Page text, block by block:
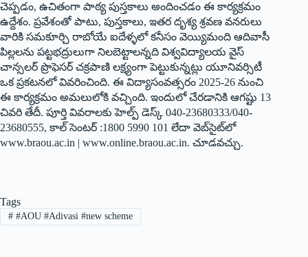
చెప్పడం, ఉచితంగా పాఠ్య పుస్తకాలు అందించడం ఈ కార్యక్రమం
ఉద్దేశం. ప్రవేశంతో పాటు, పుస్తకాలు, ఇతర దృశ్య శ్రవణ వనరులు
వారికి సమకూర్చి రాబోయే ఐదేళ్ళలో కనీసం వెయ్యిమంది ఆదివాసీ
పిల్లలను పట్టభద్రులుగా నిలబెట్టాలన్నది విశ్వవిద్యాలయ వైస్‌
చాన్సలర్‌ ప్రొఫెసర్‌ చక్రపాణి లక్ష్యంగా పెట్టుకున్నట్లు యూనివర్సిటీ
ఒక ప్రకటనలో వివరించింది. ఈ విద్యాసంవత్సరం 2025-26 నుంచి
ఈ కార్యక్రమం అమలులోకి వచ్చింది. ఇందులో చేరడానికి ఆగష్టు 13
చివరి తేదీ. పూర్తి వివరాలకు హెల్ప్‌ డెస్క్‌ 040-23680333/040-
23680555, కాల్‌ సెంటర్‌ :1800 5990 101 లేదా వెబ్‌సైట్‌లో
www.braou.ac.in | www.online.braou.ac.in. చూడవచ్చు.
Tags
##AOU #Adivasi #new scheme